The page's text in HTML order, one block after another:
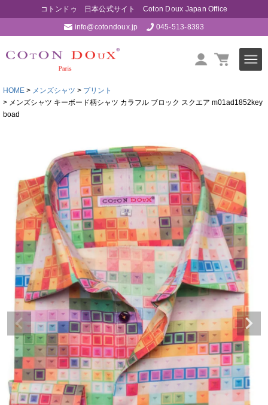
コトンドゥ 日本公式サイト Coton Doux Japan Office
info@cotondoux.jp 045-513-8393
HOME メンズシャツ
プリント
メンズシャツ キーボード柄シャツ カラフル ブロック スクエア m01ad1852key
boad